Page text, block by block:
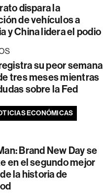
dispara la
de vehículos a
y China lidera el podio
su peor semana
tres meses mientras
sobre la Fed
ECONÓMICAS
Brand New Day se
en el segundo mejor
la historia de